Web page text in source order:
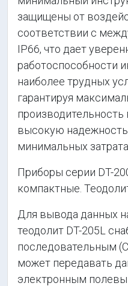
защищены от
соответствии с
IP66, что дает
работоспособности
наиболее трудных
гарантируя
высокую
минимальных
Приборы серии DT-
компактные.
Для вывода данных
теодолит DT-205L
последовательным
может передавать
электронным